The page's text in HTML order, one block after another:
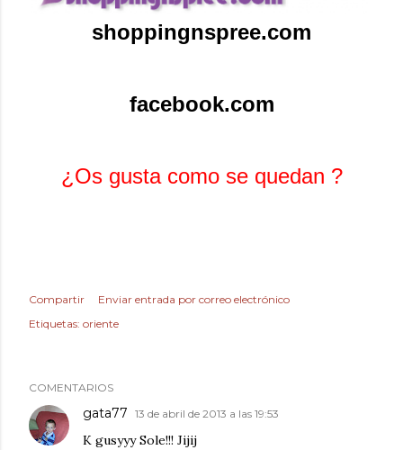
shoppingnspree.com
facebook.com
¿Os gusta como se quedan ?
Compartir
Enviar entrada por correo electrónico
Etiquetas: oriente
COMENTARIOS
gata77 13 de abril de 2013 a las 19:53
K gusyyy Sole!!! Jijij